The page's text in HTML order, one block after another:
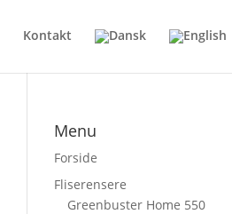
Kontakt
Menu
Forside
Fliserensere
Greenbuster Home 550